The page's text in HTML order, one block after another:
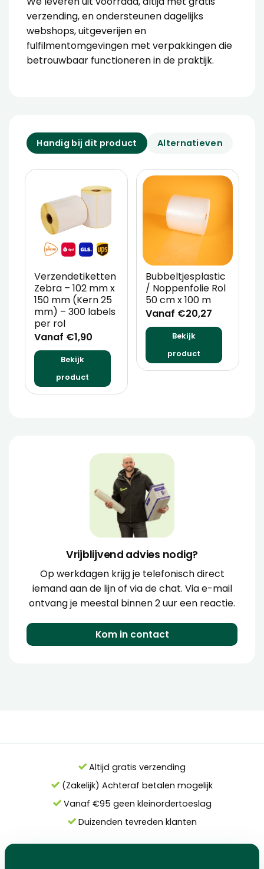
verzending, en ondersteunen dagelijks
webshops, uitgeverijen en
fulfilmentomgevingen met verpakkingen die
betrouwbaar functioneren in de praktijk.
Handig bij dit product Alternatieven
Verzendetiketten
Zebra – 102 mm x
150 mm (Kern 25
mm) – 300 labels
per rol
Vanaf €1,90
Bekijk
product
Bubbeltjesplastic
/ Noppenfolie Rol
50 cm x 100 m
Vanaf €20,27
Bekijk
product
Vrijblijvend advies nodig?
Op werkdagen krijg je telefonisch direct
iemand aan de lijn of via de chat. Via e-mail
ontvang je meestal binnen 2 uur een reactie.
Kom in contact
Altijd gratis verzending
(Zakelijk) Achteraf betalen mogelijk
Vanaf €95 geen kleinordertoeslag
Duizenden tevreden klanten